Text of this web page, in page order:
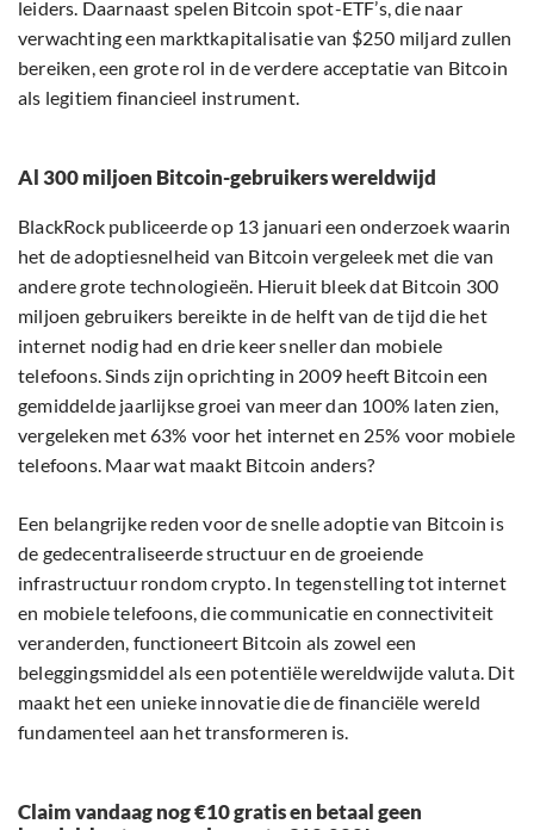
leiders. Daarnaast spelen Bitcoin spot-ETF’s, die naar
verwachting een marktkapitalisatie van $250 miljard zullen
bereiken, een grote rol in de verdere acceptatie van Bitcoin
als legitiem financieel instrument.
Al 300 miljoen Bitcoin-gebruikers wereldwijd
BlackRock publiceerde op 13 januari een onderzoek waarin
het de adoptiesnelheid van Bitcoin vergeleek met die van
andere grote technologieën. Hieruit bleek dat Bitcoin 300
miljoen gebruikers bereikte in de helft van de tijd die het
internet nodig had en drie keer sneller dan mobiele
telefoons. Sinds zijn oprichting in 2009 heeft Bitcoin een
gemiddelde jaarlijkse groei van meer dan 100% laten zien,
vergeleken met 63% voor het internet en 25% voor mobiele
telefoons. Maar wat maakt Bitcoin anders?
Een belangrijke reden voor de snelle adoptie van Bitcoin is
de gedecentraliseerde structuur en de groeiende
infrastructuur rondom crypto. In tegenstelling tot internet
en mobiele telefoons, die communicatie en connectiviteit
veranderden, functioneert Bitcoin als zowel een
beleggingsmiddel als een potentiële wereldwijde valuta. Dit
maakt het een unieke innovatie die de financiële wereld
fundamenteel aan het transformeren is.
Claim vandaag nog €10 gratis en betaal geen